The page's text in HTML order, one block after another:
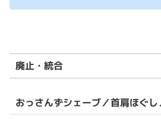
廃止・統合
おっさんずシェーブ／首肩ほぐし